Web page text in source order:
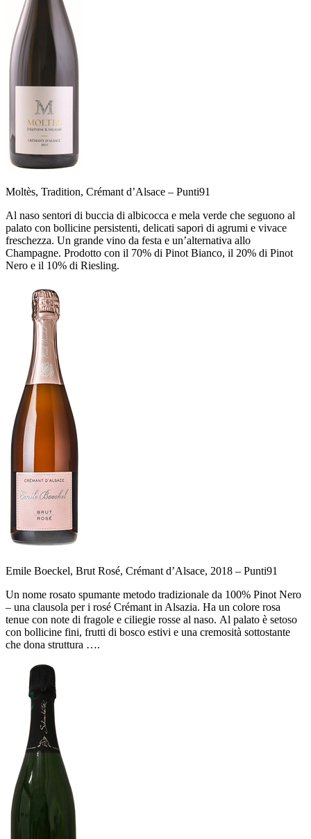
Moltès, Tradition, Crémant d’Alsace – Punti91
Al naso sentori di buccia di albicocca e mela verde che seguono al
palato con bollicine persistenti, delicati sapori di agrumi e vivace
freschezza. Un grande vino da festa e un’alternativa allo
Champagne. Prodotto con il 70% di Pinot Bianco, il 20% di Pinot
Nero e il 10% di Riesling.
Emile Boeckel, Brut Rosé, Crémant d’Alsace, 2018 – Punti91
Un nome rosato spumante metodo tradizionale da 100% Pinot Nero
– una clausola per i rosé Crémant in Alsazia. Ha un colore rosa
tenue con note di fragole e ciliegie rosse al naso. Al palato è setoso
con bollicine fini, frutti di bosco estivi e una cremosità sottostante
che dona struttura ….